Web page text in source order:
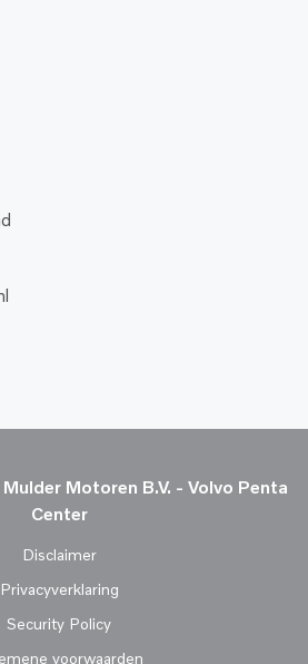
Motoren B.V. - Volvo Penta
Center
Disclaimer
Privacyverklaring
Security Policy
voorwaarden